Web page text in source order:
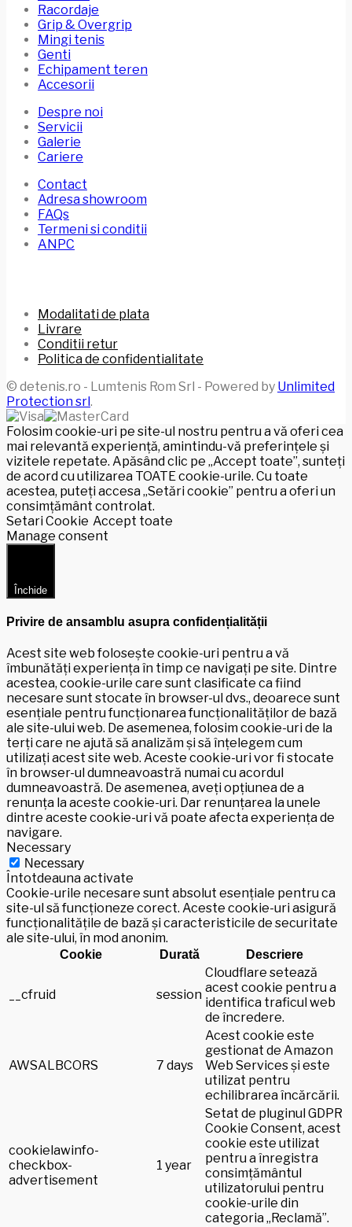
Racordaje
Grip & Overgrip
Mingi tenis
Genti
Echipament teren
Accesorii
Despre noi
Servicii
Galerie
Cariere
Contact
Adresa showroom
FAQs
Termeni si conditii
ANPC
Modalitati de plata
Livrare
Conditii retur
Politica de confidentialitate
© detenis.ro - Lumtenis Rom Srl - Powered by Unlimited
Protection srl.
Folosim cookie-uri pe site-ul nostru pentru a vă oferi cea
mai relevantă experiență, amintindu-vă preferințele și
vizitele repetate. Apăsând clic pe „Accept toate”, sunteți
de acord cu utilizarea TOATE cookie-urile. Cu toate
acestea, puteți accesa „Setări cookie” pentru a oferi un
consimțământ controlat.
Setari Cookie Accept toate
Manage consent
Închide
Privire de ansamblu asupra confidențialității
Acest site web folosește cookie-uri pentru a vă
îmbunătăți experiența în timp ce navigați pe site. Dintre
acestea, cookie-urile care sunt clasificate ca fiind
necesare sunt stocate în browser-ul dvs., deoarece sunt
esențiale pentru funcționarea funcționalităților de bază
ale site-ului web. De asemenea, folosim cookie-uri de la
terți care ne ajută să analizăm și să înțelegem cum
utilizați acest site web. Aceste cookie-uri vor fi stocate
în browser-ul dumneavoastră numai cu acordul
dumneavoastră. De asemenea, aveți opțiunea de a
renunța la aceste cookie-uri. Dar renunțarea la unele
dintre aceste cookie-uri vă poate afecta experiența de
navigare.
Necessary
Necessary
Întotdeauna activate
Cookie-urile necesare sunt absolut esențiale pentru ca
site-ul să funcționeze corect. Aceste cookie-uri asigură
funcționalitățile de bază și caracteristicile de securitate
ale site-ului, în mod anonim.
Cookie Durată Descriere
__cfruid session
Cloudflare setează
acest cookie pentru a
identifica traficul web
de încredere.
AWSALBCORS 7 days
Acest cookie este
gestionat de Amazon
Web Services și este
utilizat pentru
echilibrarea încărcării.
cookielawinfo-
checkbox-
advertisement
1 year
Setat de pluginul GDPR
Cookie Consent, acest
cookie este utilizat
pentru a înregistra
consimțământul
utilizatorului pentru
cookie-urile din
categoria „Reclamă”.